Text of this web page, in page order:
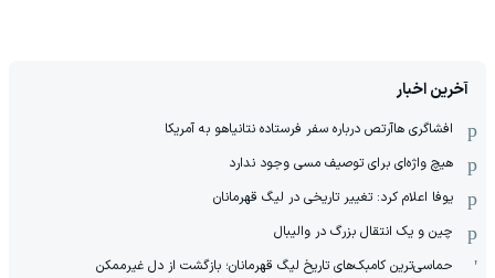
آخرین اخبار
افشاگری هاآرتص درباره سفر فرستاده نتانیاهو به آمریکا
هیچ واژه‌ای برای توصیف مسی وجود ندارد
یوفا اعلام کرد: تغییر تاریخی در لیگ قهرمانان
چین و یک انتقال بزرگ در والیبال
حماسی‌ترین کامبک‌های تاریخ لیگ قهرمانان؛ بازگشت از دل غیرممکن